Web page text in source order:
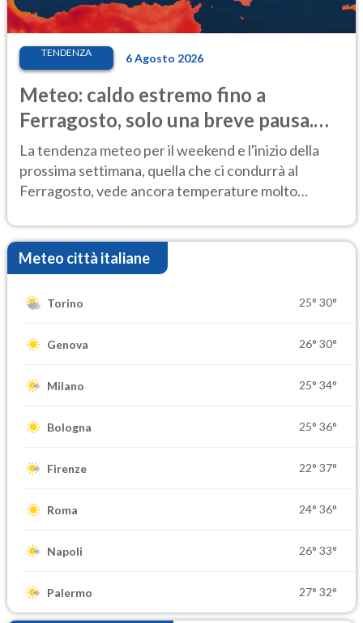
TENDENZA 6 Agosto 2026
Meteo: caldo estremo fino a
Ferragosto, solo una breve pausa.
Ecco dove
La tendenza meteo per il weekend e l'inizio della
prossima settimana, quella che ci condurrà al
Ferragosto, vede ancora temperature molto
Meteo città italiane
Torino 25° 30°
Genova 26° 30°
Milano 25° 34°
Bologna 25° 36°
Firenze 22° 37°
Roma 24° 36°
Napoli 26° 33°
Palermo 27° 32°